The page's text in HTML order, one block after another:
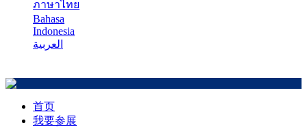
ภาษาไทย
Bahasa
Indonesia
العربية
首页
我要参展